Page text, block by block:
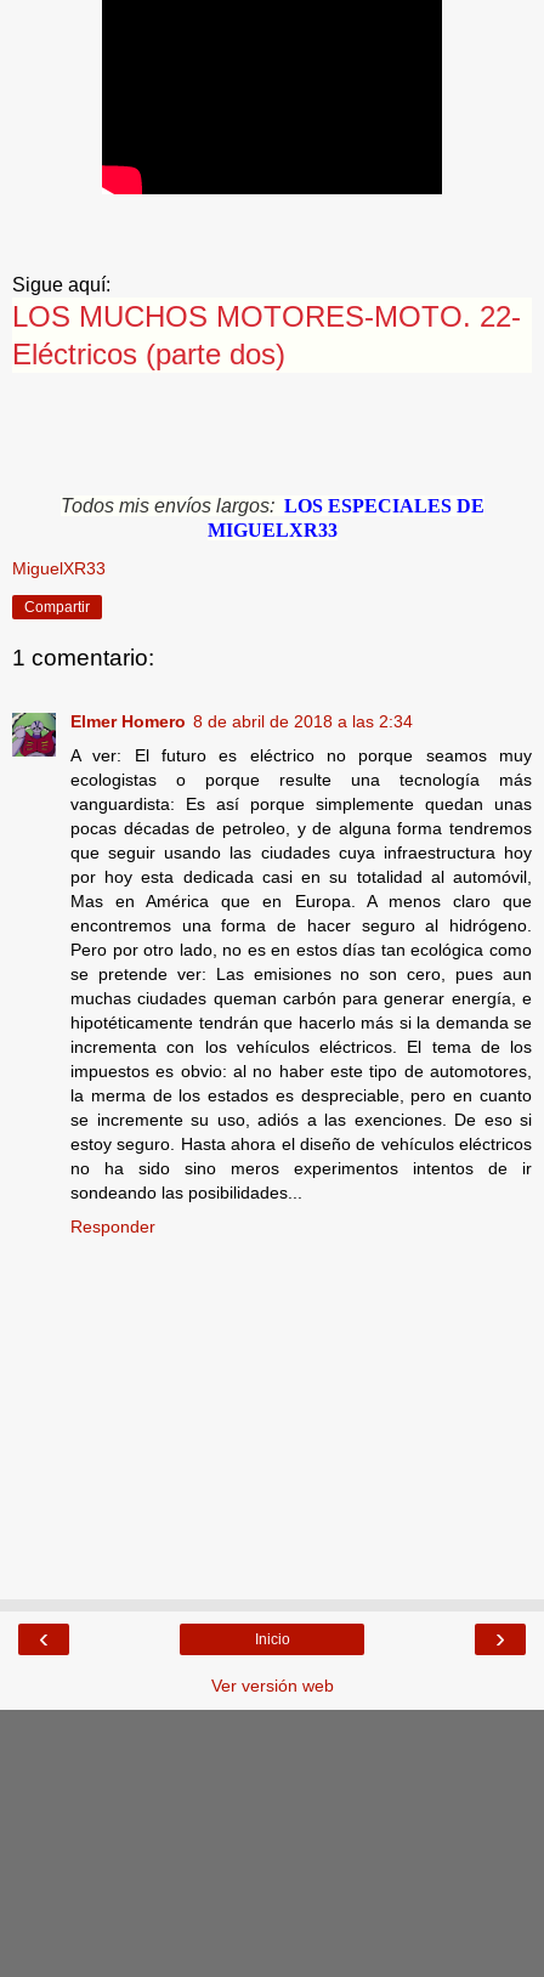
Sigue aquí:
LOS MUCHOS MOTORES-MOTO. 22-
Eléctricos (parte dos)
Todos mis envíos largos: LOS ESPECIALES DE
MIGUELXR33
MiguelXR33
Compartir
1 comentario:
Elmer Homero 8 de abril de 2018 a las 2:34
A ver: El futuro es eléctrico no porque seamos muy
ecologistas o porque resulte una tecnología más
vanguardista: Es así porque simplemente quedan unas
pocas décadas de petroleo, y de alguna forma tendremos
que seguir usando las ciudades cuya infraestructura hoy
por hoy esta dedicada casi en su totalidad al automóvil,
Mas en América que en Europa. A menos claro que
encontremos una forma de hacer seguro al hidrógeno.
Pero por otro lado, no es en estos días tan ecológica como
se pretende ver: Las emisiones no son cero, pues aun
muchas ciudades queman carbón para generar energía, e
hipotéticamente tendrán que hacerlo más si la demanda se
incrementa con los vehículos eléctricos. El tema de los
impuestos es obvio: al no haber este tipo de automotores,
la merma de los estados es despreciable, pero en cuanto
se incremente su uso, adiós a las exenciones. De eso si
estoy seguro. Hasta ahora el diseño de vehículos eléctricos
no ha sido sino meros experimentos intentos de ir
sondeando las posibilidades...
Responder
‹ ›
Inicio
Ver versión web